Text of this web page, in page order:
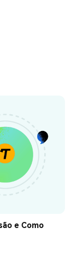
e Como